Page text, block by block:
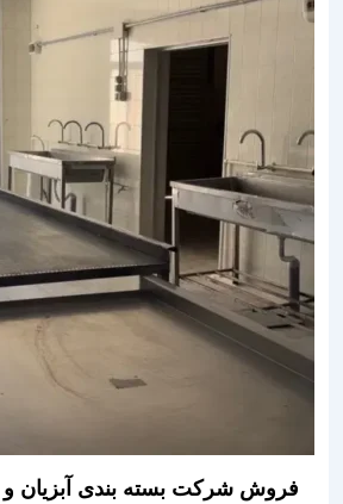
فروش شرکت بسته بندی آبزیان و